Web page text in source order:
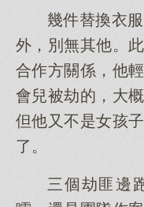
幾件替換衣
外，別無其他。
合作方關係，他
會兒被劫的，大
但他又不是女孩
了。
三個劫匪邊